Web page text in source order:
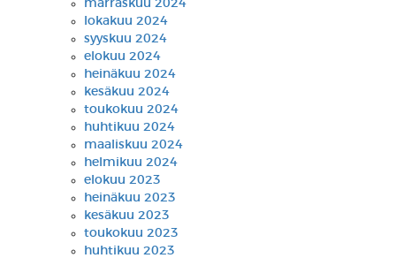
marraskuu 2024
lokakuu 2024
syyskuu 2024
elokuu 2024
heinäkuu 2024
kesäkuu 2024
toukokuu 2024
huhtikuu 2024
maaliskuu 2024
helmikuu 2024
elokuu 2023
heinäkuu 2023
kesäkuu 2023
toukokuu 2023
huhtikuu 2023